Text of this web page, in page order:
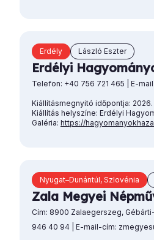
Erdély László Eszter
Erdélyi
Telefon: +40 756 721 465 | E-
Kiállításmegnyitó időpontja: 2026.
Kiállítás helyszíne: Erdélyi
Galéria: https://
Nyugat–Dunántúl, Szlovénia
Zala Megyei
Cím: 8900 Zalaegerszeg,
946 40 94 | E-mail-cím: